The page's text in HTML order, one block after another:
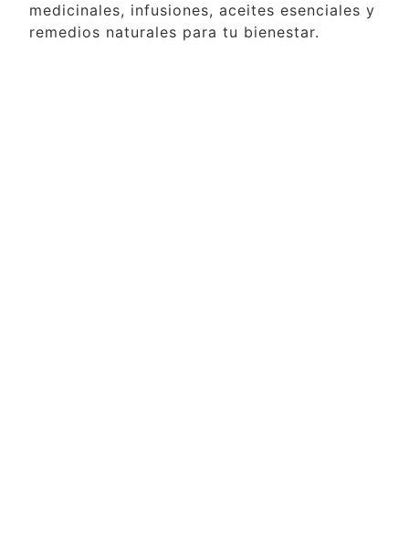
medicinales, infusiones, aceites esenciales y
remedios naturales para tu bienestar.